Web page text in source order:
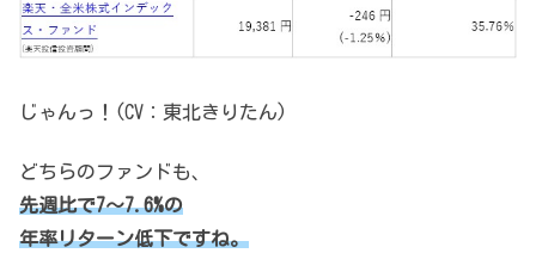
じゃんっ！(CV：東北きりたん)
どちらのファンドも、
先週比で7～7.6%の
年率リターン低下ですね。